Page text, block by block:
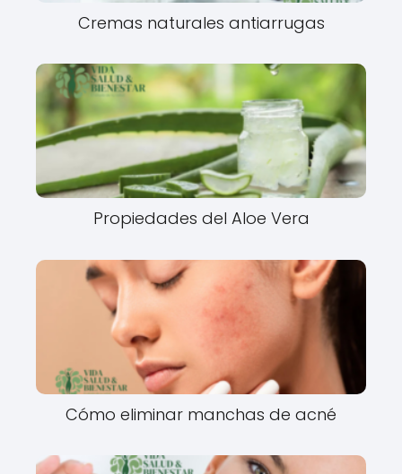
Cremas naturales antiarrugas
Propiedades del Aloe Vera
Cómo eliminar manchas de acné